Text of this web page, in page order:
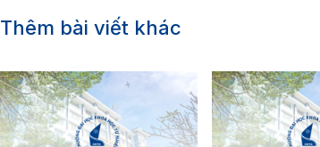
Thêm bài viết khác